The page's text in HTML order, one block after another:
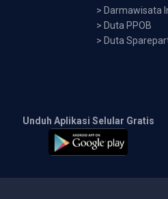
> Darmawisata
> Duta PPOB
> Duta
Unduh Aplikasi Selular Gratis